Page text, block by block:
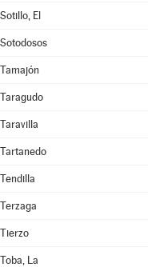
Sotillo, El
Sotodosos
Tamajón
Taragudo
Taravilla
Tartanedo
Tendilla
Terzaga
Tierzo
Toba, La